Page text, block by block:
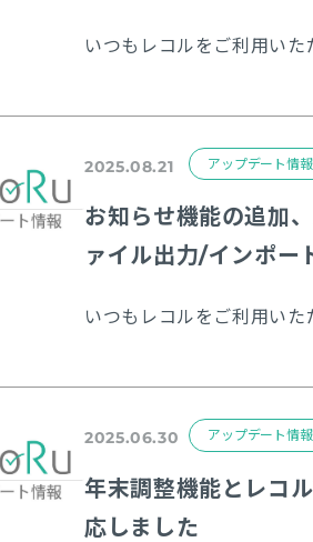
2025.08.21 アップデート情報
お知らせ機能の追加
ァイル出力/インポー
2025.06.30 アップデート情報
年末調整機能とレコ
応しました